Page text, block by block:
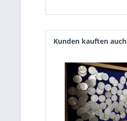
Kunden kauften auch